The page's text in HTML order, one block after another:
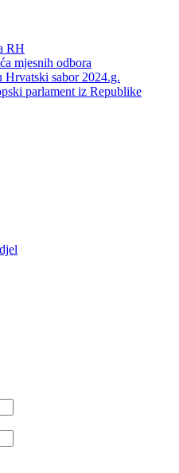
RH
mjesnih odbora
Hrvatski sabor 2024.g.
parlament iz Republike